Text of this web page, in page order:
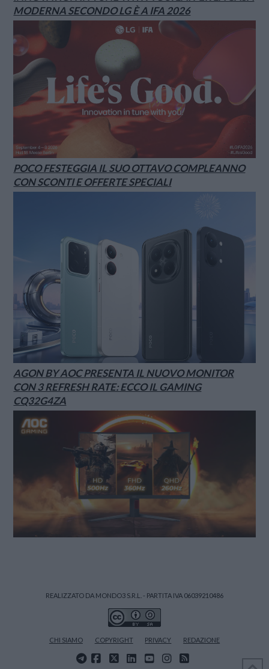
MODERNA SECONDO LG È A IFA 2026
POCO FESTEGGIA IL SUO OTTAVO COMPLEANNO
CON SCONTI E OFFERTE SPECIALI
AGON BY AOC PRESENTA IL NUOVO MONITOR
CON 3 REFRESH RATE: ECCO IL GAMING
CQ32G4ZA
REALIZZATO DA MONDO3 S.R.L. - PARTITA IVA 06039210486
CHI SIAMO COPYRIGHT PRIVACY REDAZIONE